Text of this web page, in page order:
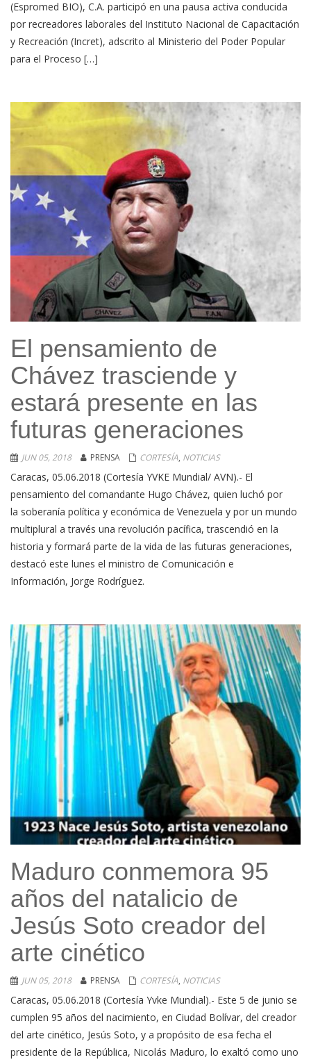
(Espromed BIO), C.A. participó en una pausa activa conducida
por recreadores laborales del Instituto Nacional de Capacitación
y Recreación (Incret), adscrito al Ministerio del Poder Popular
para el Proceso […]
El pensamiento de
Chávez trasciende y
estará presente en las
futuras generaciones
JUN 05, 2018 PRENSA CORTESÍA, NOTICIAS
Caracas, 05.06.2018 (Cortesía YVKE Mundial/ AVN).- El
pensamiento del comandante Hugo Chávez, quien luchó por
la soberanía política y económica de Venezuela y por un mundo
multiplural a través una revolución pacífica, trascendió en la
historia y formará parte de la vida de las futuras generaciones,
destacó este lunes el ministro de Comunicación e
Información, Jorge Rodríguez.
Maduro conmemora 95
años del natalicio de
Jesús Soto creador del
arte cinético
JUN 05, 2018 PRENSA CORTESÍA, NOTICIAS
Caracas, 05.06.2018 (Cortesía Yvke Mundial).- Este 5 de junio se
cumplen 95 años del nacimiento, en Ciudad Bolívar, del creador
del arte cinético, Jesús Soto, y a propósito de esa fecha el
presidente de la República, Nicolás Maduro, lo exaltó como uno